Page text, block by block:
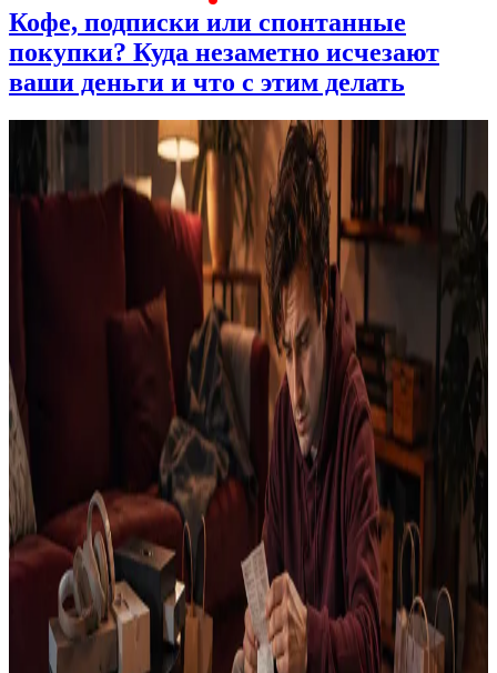
Кофе, подписки или спонтанные
покупки? Куда незаметно исчезают
ваши деньги и что с этим делать